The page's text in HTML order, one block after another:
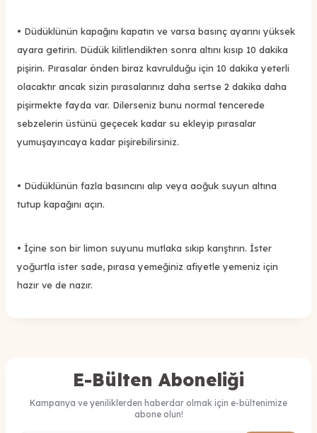
• Düdüklünün kapağını kapatın ve varsa basınç ayarını yüksek
ayara getirin. Düdük kilitlendikten sonra altını kısıp 10 dakika
pişirin. Pırasalar önden biraz kavrulduğu için 10 dakika yeterli
olacaktır ancak sizin pırasalarınız daha sertse 2 dakika daha
pişirmekte fayda var. Dilerseniz bunu normal tencerede
sebzelerin üstünü geçecek kadar su ekleyip pırasalar
yumuşayıncaya kadar pişirebilirsiniz.
• Düdüklünün fazla basıncını alıp veya aoğuk suyun altına
tutup kapağını açın.
• İçine son bir limon suyunu mutlaka sıkıp karıştırın. İster
yoğurtla ister sade, pırasa yemeğiniz afiyetle yemeniz için
hazır ve de nazır.
E-Bülten Aboneliği
Kampanya ve yeniliklerden haberdar olmak için e-bültenimize
abone olun!